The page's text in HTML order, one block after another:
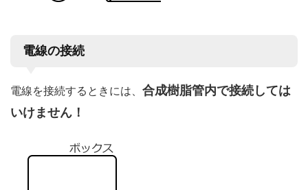
電線の接続
電線を接続するときには、 合成樹脂管内で接続しては
いけません！